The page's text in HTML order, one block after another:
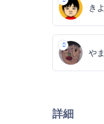
き
や
詳細